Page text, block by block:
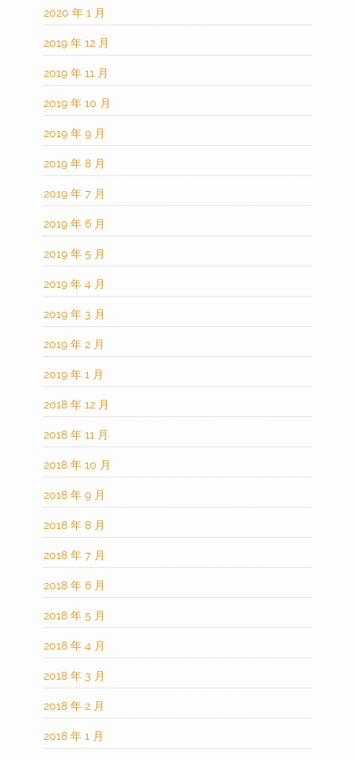
2020 年 1 月
2019 年 12 月
2019 年 11 月
2019 年 10 月
2019 年 9 月
2019 年 8 月
2019 年 7 月
2019 年 6 月
2019 年 5 月
2019 年 4 月
2019 年 3 月
2019 年 2 月
2019 年 1 月
2018 年 12 月
2018 年 11 月
2018 年 10 月
2018 年 9 月
2018 年 8 月
2018 年 7 月
2018 年 6 月
2018 年 5 月
2018 年 4 月
2018 年 3 月
2018 年 2 月
2018 年 1 月